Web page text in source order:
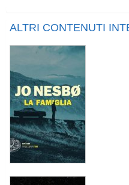
ALTRI CONTENUTI